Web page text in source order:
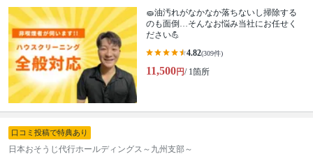
🧽油汚れがなかなか落ちないし掃除する
のも面倒…そんなお悩み当社にお任せく
ださい💪
4.82(309件)
11,500円/ 1箇所
口コミ投稿で特典あり
日本おそうじ代行ホールディングス～九州支部～